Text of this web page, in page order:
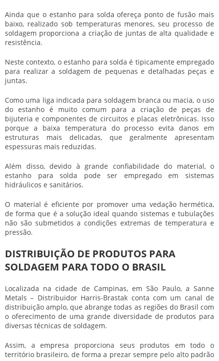
Ainda que o estanho para solda ofereça ponto de fusão mais
baixo, realizado sob temperaturas menores, seu processo de
soldagem proporciona a criação de juntas de alta qualidade e
resistência.
Neste contexto, oestanho para solda é tipicamente empregado
para realizar a soldagem de pequenas e detalhadas peças e
juntas.
Como uma liga indicada para soldagem branca ou macia, o uso
do estanho é muito comum para a criação de peças de
bijuteria e componentes de circuitos e placas eletrônicas. Isso
porque a baixa temperatura do processo evita danos em
estruturas mais delicadas, que geralmente apresentam
espessuras mais reduzidas.
Além disso, devido à grande confiabilidade do material, o
estanho para solda pode ser empregado em sistemas
hidráulicos e sanitários.
O material é eficiente por promover uma vedação hermética,
de forma que é a solução ideal quando sistemas e tubulações
não são submetidos a condições extremas de temperatura e
pressão.
DISTRIBUIÇÃO DE PRODUTOS PARA
SOLDAGEM PARA TODO O BRASIL
Localizada na cidade de Campinas, em São Paulo, a Sanne
Metals – Distribuidor Harris-Brastak conta com um canal de
distribuição amplo, que abrange todas as regiões do Brasil com
o oferecimento de uma grande diversidade de produtos para
diversas técnicas de soldagem.
Assim, a empresa proporciona seus produtos em todo o
território brasileiro, de forma a prezar sempre pelo alto padrão